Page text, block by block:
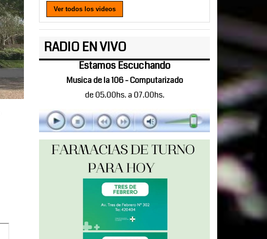
Ver todos los videos
RADIO EN VIVO
Estamos Escuchando
Musica de la 106 - Computarizado
de 05.00hs. a 07.00hs.